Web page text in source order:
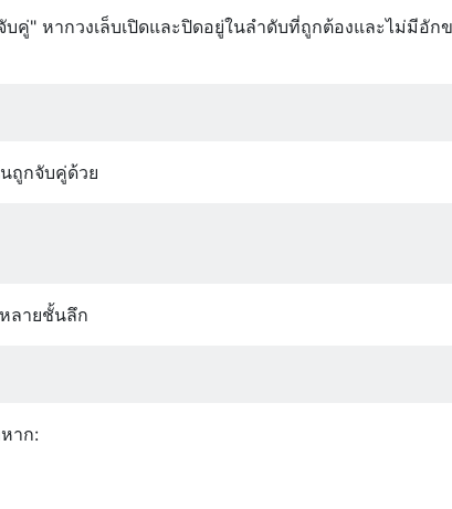
บคู่" หากวงเล็บเปิดและปิดอยู่ในลำดับที่ถูกต้องและไม่มีอัก
ถูกจับคู่ด้วย
ลายชั้นลึก
าก: